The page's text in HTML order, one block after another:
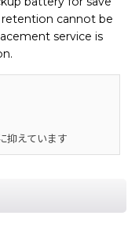
cannot be
service is
抑えています